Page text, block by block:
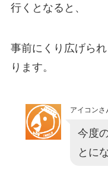
行くとなると、
事前にくり広げら
ります。
アイコンさ
今度
とに